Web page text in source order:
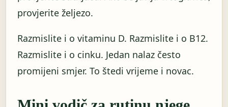
provjerite željezo.
Razmislite i o vitaminu D. Razmislite i o B12.
Razmislite i o cinku. Jedan nalaz često
promijeni smjer. To štedi vrijeme i novac.